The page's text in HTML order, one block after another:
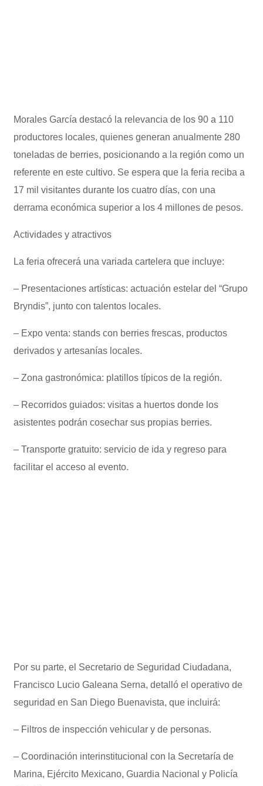
Morales García destacó la relevancia de los 90 a 110
productores locales, quienes generan anualmente 280
toneladas de berries, posicionando a la región como un
referente en este cultivo. Se espera que la feria reciba a
17 mil visitantes durante los cuatro días, con una
derrama económica superior a los 4 millones de pesos.
Actividades y atractivos
La feria ofrecerá una variada cartelera que incluye:
– Presentaciones artísticas: actuación estelar del “Grupo
Bryndis”, junto con talentos locales.
– Expo venta: stands con berries frescas, productos
derivados y artesanías locales.
– Zona gastronómica: platillos típicos de la región.
– Recorridos guiados: visitas a huertos donde los
asistentes podrán cosechar sus propias berries.
– Transporte gratuito: servicio de ida y regreso para
facilitar el acceso al evento.
Por su parte, el Secretario de Seguridad Ciudadana,
Francisco Lucio Galeana Serna, detalló el operativo de
seguridad en San Diego Buenavista, que incluirá:
– Filtros de inspección vehicular y de personas.
– Coordinación interinstitucional con la Secretaría de
Marina, Ejército Mexicano, Guardia Nacional y Policía